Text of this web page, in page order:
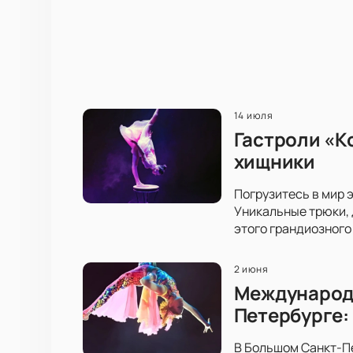
14 июля
Гастроли
хищники
Погрузитесь в мир
Уникальные трюки,
этого
2 июня
В Большом Санкт-